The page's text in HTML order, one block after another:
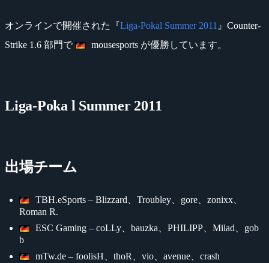
オンラインで開催された『Liga-Pokal Summer 2011 』Counter-
Strike 1.6 部門で
mousesports が優勝しています。
Liga-Poka l Summer 2011
出場チーム
TBH.eSports – Blizzard、Troubley、gore、zonixx、
Roman R.
ESC Gaming – coLLy、bauzka、PHILIPP、Milad、gob
b
mTw.de – foolisH、thoR、vio、avenue、crash